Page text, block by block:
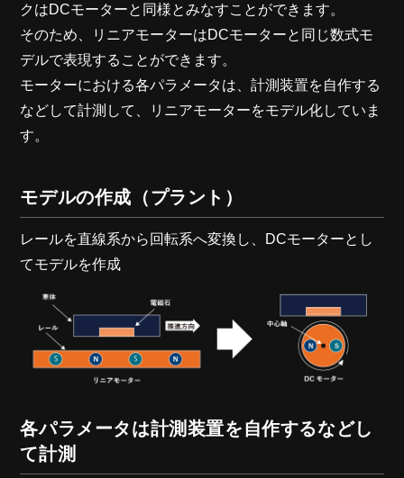
クはDCモーターと同様とみなすことができます。
そのため、リニアモーターはDCモーターと同じ数式モ
デルで表現することができます。
モーターにおける各パラメータは、計測装置を自作する
などして計測して、リニアモーターをモデル化していま
す。
モデルの作成（プラント）
レールを直線系から回転系へ変換し、DCモーターとし
てモデルを作成
各パラメータは計測装置を自作するなどし
て計測